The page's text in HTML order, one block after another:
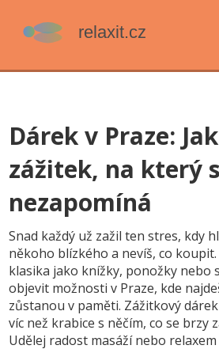
Dárek v Praze:
zážitek, na který
nezapomíná
Snad každý už zažil ten stres, kdy
někoho blízkého a nevíš, co
klasika jako knížky, ponožky nebo
objevit možnosti v Praze, kde
zůstanou v paměti. Zážitkový
víc než krabice s něčím, co se brzy
Udělej radost masáží nebo